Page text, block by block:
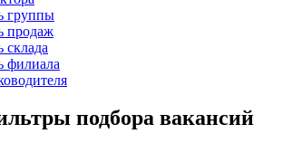
группы
продаж
склада
филиала
подбора вакансий